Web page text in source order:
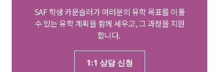
SAF 학생 카운슬러가 여러분의 유학 목표를 이룰
수 있는 유학 계획을 함께 세우고, 그 과정을 지원
합니다.
1:1 상담 신청